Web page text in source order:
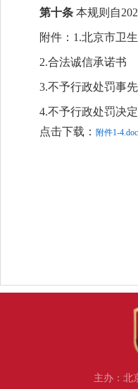
第十条 本规则自
附件：1.北京市卫
2.合法诚信承诺书
3.不予行政处罚事
4.不予行政处罚决
点击下载： 附件1-4.doc
主办：北